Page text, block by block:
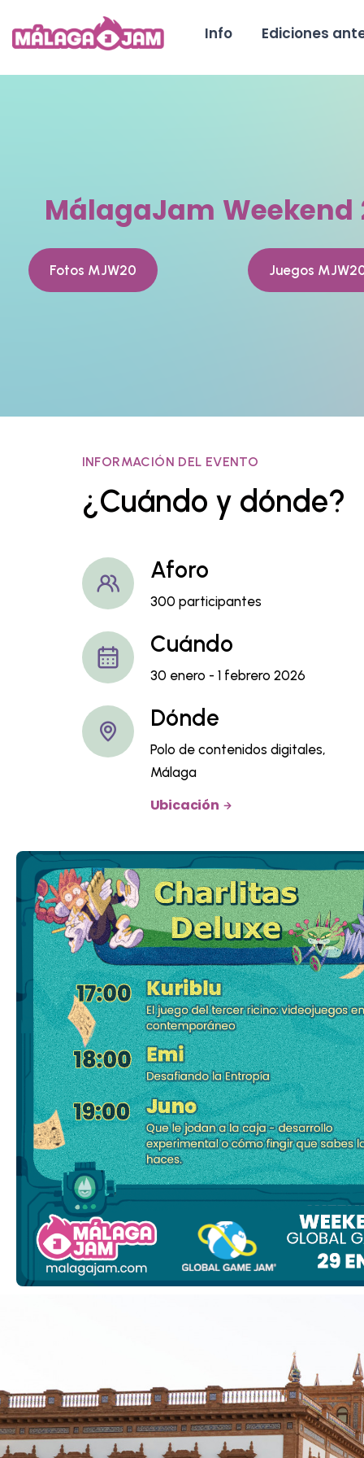
Info Ediciones
MálagaJam Weekend
Fotos MJW20 Juegos
INFORMACIÓN DEL EVENTO
¿Cuándo y dónde?
Aforo
300 participantes
Cuándo
30 enero - 1 febrero 2026
Dónde
Polo de contenidos digitales,
Málaga
Ubicación